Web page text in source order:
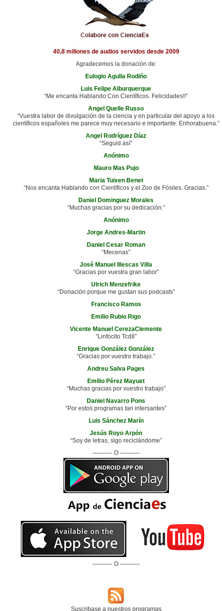
40,8 millones de audios servidos desde 2009
Agradecemos la donación de:
Eulogio Agulla Rodiño
Luis Felipe Alburquerque
“Me encanta Hablando Con Científicos. Felicidades!!”
Angel Quelle Russo
“Vuestra labor de divulgación de la ciencia y en particular del apoyo a los
científicos españoles me parece muy necesario e importante. Enhorabuena.”
Angel Rodríguez Díaz
“Seguid así”
Anónimo
Mauro Mas Pujo
Maria Tuixen Benet
“Nos encanta Hablando con Científicos y el Zoo de Fósiles. Gracias.”
Daniel Dominguez Morales
“Muchas gracias por su dedicación.”
Anónimo
Jorge Andres-Martin
Daniel Cesar Roman
“Mecenas”
José Manuel Illescas Villa
“Gracias por vuestra gran labor”
Ulrich Menzefrike
“Donación porque me gustan sus podcasts”
Francisco Ramos
Emilio Rubio Rigo
Vicente Manuel CerezaClemente
“Linfocito Tcd8”
Enrique González González
“Gracias por vuestro trabajo.”
Andreu Salva Pages
Emilio Pérez Mayuet
“Muchas gracias por vuestro trabajo”
Daniel Navarro Pons
“Por estos programas tan intersantes”
Luis Sánchez Marín
Jesús Royo Arpón
“Soy de letras, sigo reciclándome”
———- O ———-
———- O ———-
Suscribase a nuestros programas